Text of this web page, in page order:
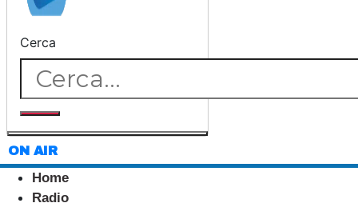
Cerca
ON AIR
Home
Radio